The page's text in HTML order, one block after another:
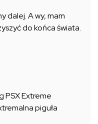
dalej. A wy, mam
do końca świata.
PSX Extreme
piguła